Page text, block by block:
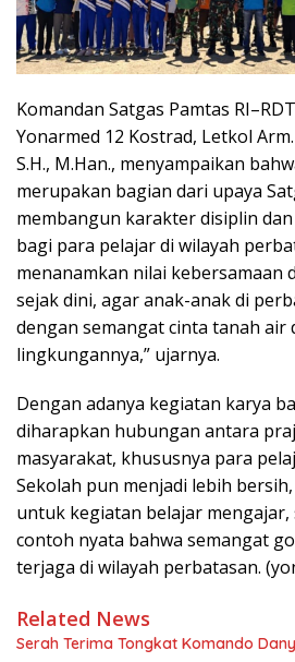
Komandan Satgas Pamtas
Yonarmed 12 Kostrad, Letkol
S.H., M.Han., menyampaikan
merupakan bagian dari upaya
membangun karakter disiplin
bagi para pelajar di wilayah
menanamkan nilai kebersamaan
sejak dini, agar anak-anak di
dengan semangat cinta tanah air
lingkungannya,” ujarnya.
Dengan adanya kegiatan karya
diharapkan hubungan antara
masyarakat, khususnya para
Sekolah pun menjadi lebih
untuk kegiatan belajar mengajar,
contoh nyata bahwa semangat
terjaga di wilayah perbatasan.
Related News
Serah Terima Tongkat Komando